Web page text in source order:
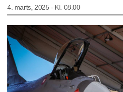
4. marts, 2025 - Kl. 08.00